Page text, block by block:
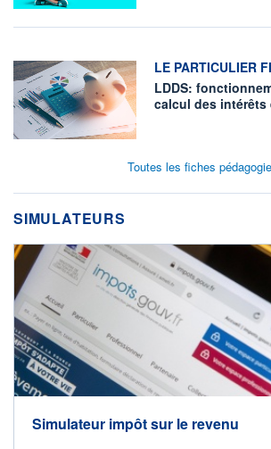
information fournie
LE PARTICULIER
LDDS:
calcul des
Toutes les fiches pédagogie
SIMULATEURS
Simulateur impôt sur le revenu